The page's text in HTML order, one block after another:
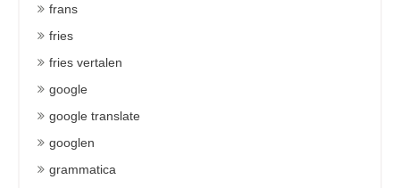
frans
fries
fries vertalen
google
google translate
googlen
grammatica